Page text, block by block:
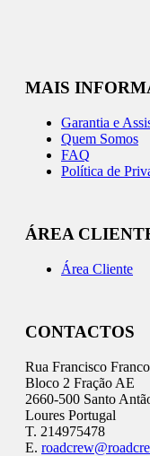
MAIS
Garantia e
Quem Somos
FAQ
Política de
ÁREA
Área Cliente
CONTACTOS
Rua Francisco
Bloco 2 Fração AE
2660-500 Santo
Loures Portugal
T. 214975478
E.